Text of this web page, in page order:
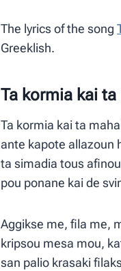
The lyrics of the song
Greeklish.
Ta kormia kai
Ta kormia kai ta
ante kapote allazoun
ta simadia tous
pou ponane kai de
Aggikse me, fila me,
kripsou mesa mou,
san palio krasaki